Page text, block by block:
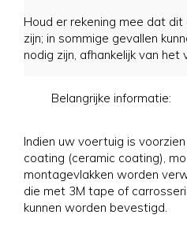
Houd er rekening mee dat
zijn; in sommige gevallen
nodig zijn, afhankelijk van
Belangrijke informatie:
Indien uw voertuig is
coating (ceramic coating),
montagevlakken worden
die met 3M tape of
kunnen worden bevestigd.